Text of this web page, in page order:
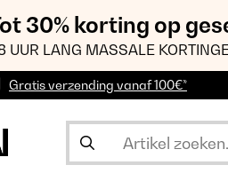
30% korting op
UUR LANG MASSALE
Gratis verzending vanaf 100€*